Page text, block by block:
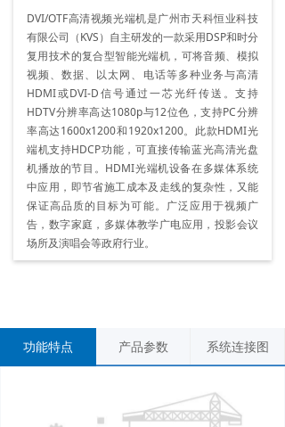
功能特点 产品参数 系统连接图
DVI/OTF高清视频光端机是广州市天科恒业科技
有限公司（KVS）自主研发的一款采用DSP和时分
复用技术的复合型智能光端机，可将音频、模拟
视频、数据、以太网、电话等多种业务与高清
HDMI或DVI-D信号通过一芯光纤传送。支持
HDTV分辨率高达1080p与12位色，支持PC分辨
率高达1600x1200和1920x1200。此款HDMI光
端机支持HDCP功能，可直接传输蓝光高清光盘
机播放的节目。HDMI光端机设备在多媒体系统
中应用，即节省施工成本及走线的复杂性，又能
保证高品质的目标为可能。广泛应用于视频广
告，数字家庭，多媒体教学广电应用，投影会议
场所及演唱会等政府行业。